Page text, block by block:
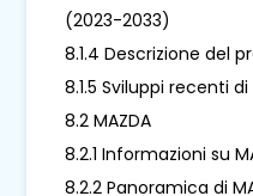
(2023-2033)
8.1.4 Descrizione del
8.1.5 Sviluppi recenti
8.2 MAZDA
8.2.1 Informazioni su
8.2.2 Panoramica di